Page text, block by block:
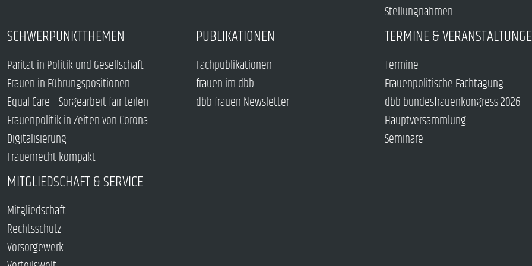
Stellungnahmen
SCHWERPUNKTTHEMEN
Parität in Politik und Gesellschaft
Frauen in Führungspositionen
Equal Care – Sorgearbeit fair teilen
Frauenpolitik in Zeiten von Corona
Digitalisierung
Frauenrecht kompakt
PUBLIKATIONEN
Fachpublikationen
frauen im dbb
dbb frauen Newsletter
TERMINE &
Termine
Frauenpolitische Fachtagung
dbb bundesfrauenkongress 2026
Hauptversammlung
Seminare
MITGLIEDSCHAFT & SERVICE
Mitgliedschaft
Rechtsschutz
Vorsorgewerk